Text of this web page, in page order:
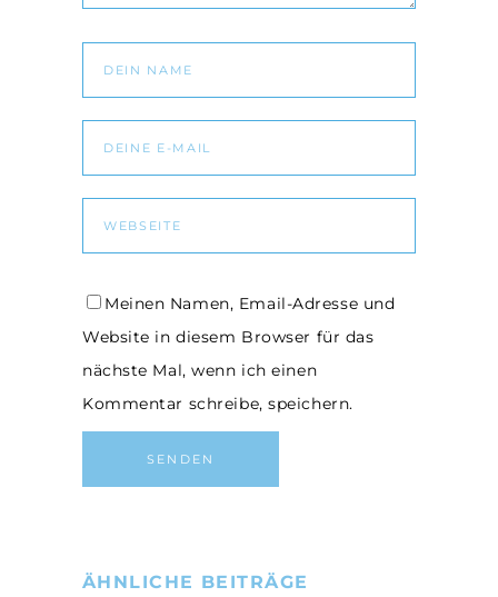
Meinen Namen, Email-Adresse und
Website in diesem Browser für das
nächste Mal, wenn ich einen
Kommentar schreibe, speichern.
ÄHNLICHE BEITRÄGE